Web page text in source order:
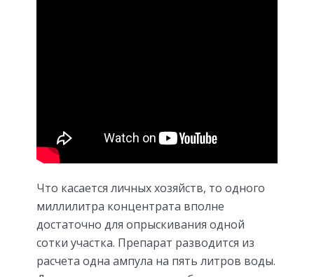
Что касается личных хозяйств, то одного
миллилитра концентрата вполне
достаточно для опрыскивания одной
сотки участка. Препарат разводится из
расчета одна ампула на пять литров воды.